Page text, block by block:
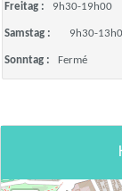
Freitag : 9h30-19h00
Samstag : 9h30-
Sonntag : Fermé